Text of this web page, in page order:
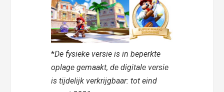
*De fysieke versie is in beperkte
oplage gemaakt, de digitale versie
is tijdelijk verkrijgbaar: tot eind